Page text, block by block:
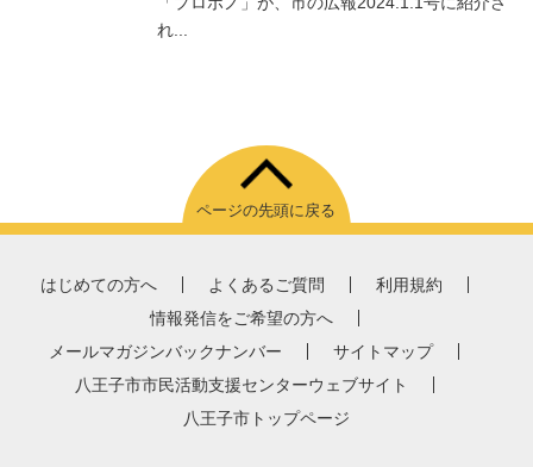
れ...
ページの先頭に戻る
はじめての方へ よくあるご質問
利用規約
情報発信をご希望の方へ
メールマガジンバックナンバー
サイトマップ
八王子市市民活動支援センターウェブサイト
八王子市トップページ